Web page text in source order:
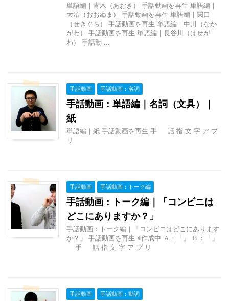
単語編｜青木（あおき） 手話動画を再生 単語編｜
大沼（おおぬま） 手話動画を再生 単語編｜関口
（せきぐち） 手話動画を再生 単語編｜中川（なか
がわ） 手話動画を再生 単語編｜長谷川（はせが
わ） 手話動 ...
手話動画 手話動画：名詞
手話動画：単語編｜名詞（文具）｜
紙
単語編｜紙 手話動画を再生 手 話 指 文 字 ア プ
リ
手話動画 手話動画：トーク編
手話動画：トーク編｜「コンビニは
どこにありますか？」
手話動画：トーク編｜「コンビニはどこにあります
か？」 手話動画を再生 ※作成中 Ａ：「」 Ｂ：「」
手 話 指 文 字 ア プ リ
手話動画 手話動画：動詞